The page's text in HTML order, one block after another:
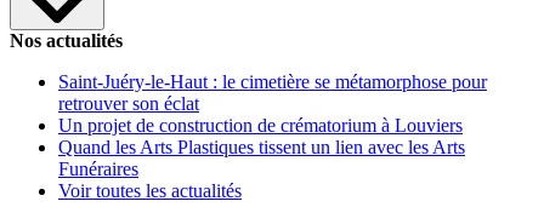
Nos actualités
Saint-Juéry-le-Haut : le cimetière se métamorphose pour
retrouver son éclat
Un projet de construction de crématorium à Louviers
Quand les Arts Plastiques tissent un lien avec les Arts
Funéraires
Voir toutes les actualités